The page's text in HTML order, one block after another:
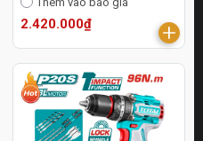
2.420.000₫